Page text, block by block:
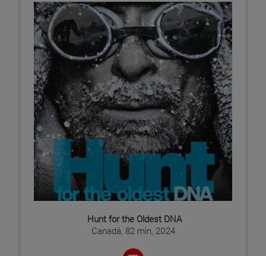
Hunt for the Oldest DNA
Canadá, 82 min, 2024